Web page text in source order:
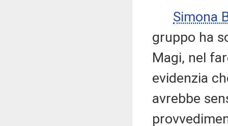
Simona
gruppo ha
Magi, nel
evidenzia
avrebbe